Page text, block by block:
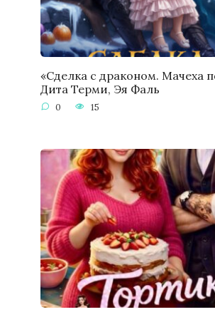
«Сделка с драконом. Мачеха
Дита Терми, Эя Фаль
0 15